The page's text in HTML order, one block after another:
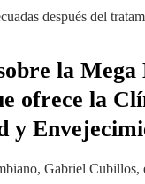
después del
la
ofrece la
y
Gabriel Cubillos,